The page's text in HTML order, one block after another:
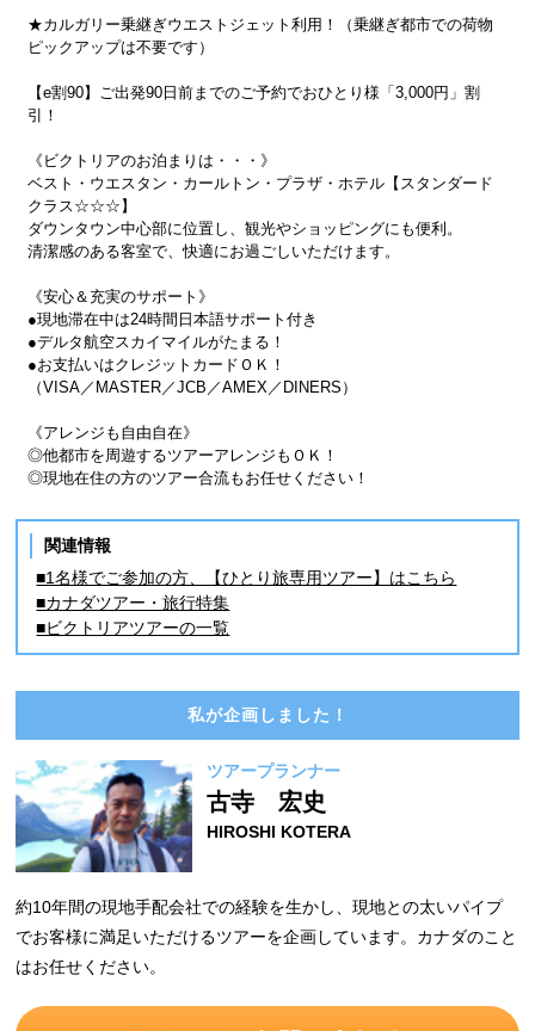
★カルガリー乗継ぎウエストジェット利用！（乗継ぎ都市での荷物
ピックアップは不要です）
【e割90】ご出発90日前までのご予約でおひとり様「3,000円」割
引！
《ビクトリアのお泊まりは・・・》
ベスト・ウエスタン・カールトン・プラザ・ホテル【スタンダード
クラス☆☆☆】
ダウンタウン中心部に位置し、観光やショッピングにも便利。
清潔感のある客室で、快適にお過ごしいただけます。
《安心＆充実のサポート》
●現地滞在中は24時間日本語サポート付き
●デルタ航空スカイマイルがたまる！
●お支払いはクレジットカードＯＫ！
（VISA／MASTER／JCB／AMEX／DINERS）
《アレンジも自由自在》
◎他都市を周遊するツアーアレンジもＯＫ！
◎現地在住の方のツアー合流もお任せください！
関連情報
■1名様でご参加の方、【ひとり旅専用ツアー】はこちら
■カナダツアー・旅行特集
■ビクトリアツアーの一覧
私が企画しました！
ツアープランナー
古寺 宏史
HIROSHI KOTERA
約10年間の現地手配会社での経験を生かし、現地との太いパイプ
でお客様に満足いただけるツアーを企画しています。カナダのこと
はお任せください。